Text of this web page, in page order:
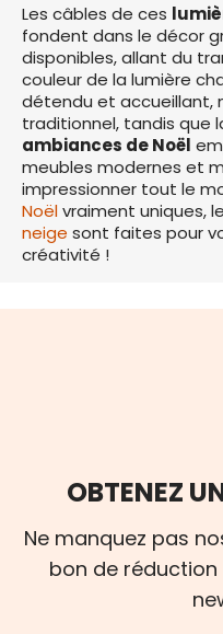
Les câbles de ces
fondent dans le décor
disponibles, allant du
couleur de la lumière
détendu et accueillant,
traditionnel, tandis que
ambiances de Noël
meubles modernes et
impressionner tout le
Noëlvraiment uniques,
neige sont faites pour
créativité !
OBTENEZ
Ne manquez pas
bon de